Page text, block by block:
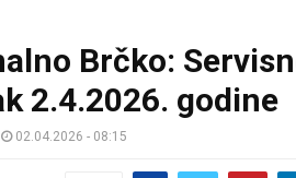
Brčko:
2.4.2026. godine
02.04.2026 - 08:15